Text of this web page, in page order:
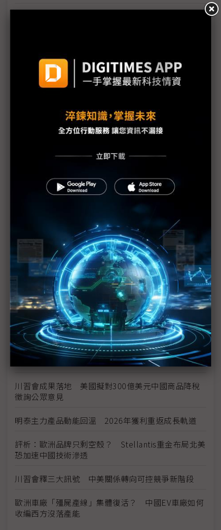
台美關稅與能源價格成兩大關鍵 尚騰看好2H26車市
模組拚2027放量
規避關稅大打平價與豪奢雙戰線 中系電動車4月歐
裕融嚴陳莉蓮：汽車、出行與用車事業的協同發展
AI應用與綠能發展推動創新
回應232關稅優惠上路 東陽：對台灣汽車零件產業
新纖：地緣風險是危機也是轉機 三大布局推進成長
台美投資MOU關稅優惠先落地 汽車零組件15%、航
中資背景也能過關 Volvo獲白宮豁免可繼續在美賣
車
裕隆國產、外銷同步並進 嚴陳莉蓮：AI賦能強化核
心競爭力與轉型
茂林加速東南亞布局 越南新廠2Q量產、泰國建廠規
畫隨後上
川普關稅再退款206億美元 CBP同步修正兩週前烏
龍數字
川習會成果落地 美國擬對300億美元中國商品降稅
徵詢公眾意見
明泰主力產品動能回溫 2026年獲利重返成長軌道
評析：歐洲品牌只剩空殼？ Stellantis重金布局北美
恐加速中國技術滲透
川習會釋三大訊號 中美關係轉向可控競爭新階段
歐洲車廠「殭屍產線」集體復活？ 中國EV車廠如何
收編西方沒落產能